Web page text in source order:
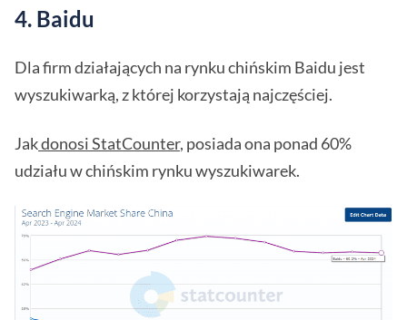
4. Baidu
Dla firm działających na rynku chińskim Baidu jest
wyszukiwarką, z której korzystają najczęściej.
Jakdonosi StatCounter, posiada ona ponad 60%
udziału w chińskim rynku wyszukiwarek.